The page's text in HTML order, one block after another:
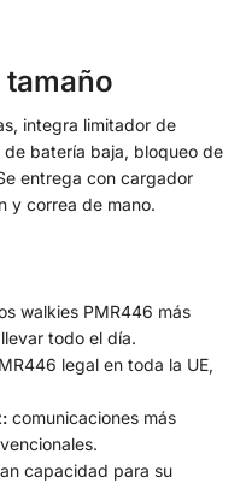
tamaño
integra limitador de
batería baja, bloqueo de
entrega con cargador
y correa de mano.
walkies PMR446 más
todo el día.
legal en toda la UE,
comunicaciones más
capacidad para su